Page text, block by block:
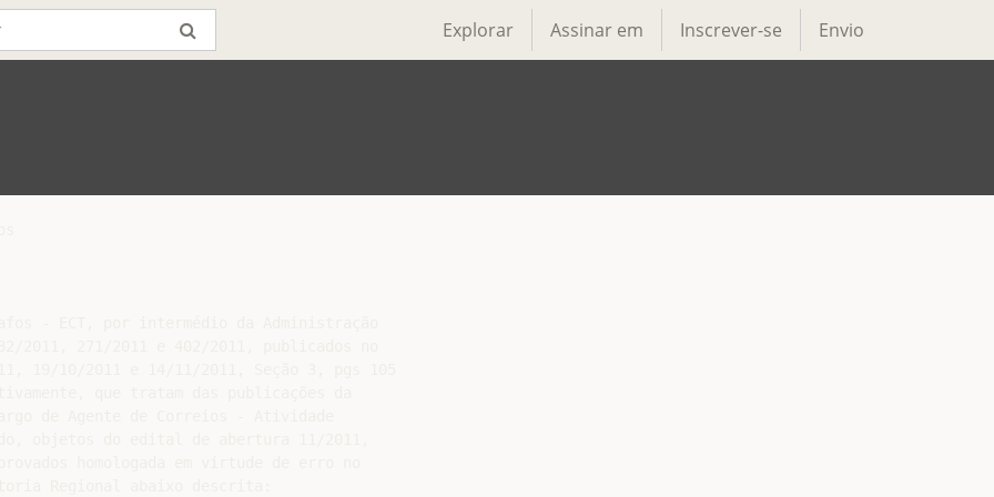
Explorar Assinar em Inscrever-se Envio